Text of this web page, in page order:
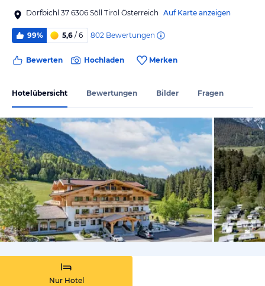
Dorfbichl 37 6306 Söll Tirol Österreich Auf Karte anzeigen
99% 5,6 / 6 802 Bewertungen
Bewerten Hochladen Merken
Hotelübersicht Bewertungen Bilder Fragen
vom
Nur Hotel